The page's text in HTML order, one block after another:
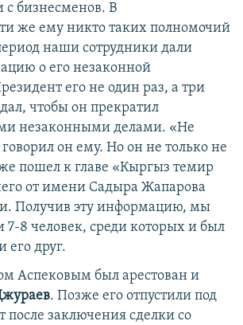
с бизнесменов. В
же ему никто таких полномочий
наши сотрудники дали
о его незаконной
его не один раз, а три
чтобы он прекратил
незаконными делами. «Не
он ему. Но он не только не
пошел к главе «Кыргыз темир
от имени Садыра Жапарова
Получив эту информацию, мы
7-8 человек, среди которых и был
его друг.
Аспековым был арестован и
. Позже его отпустили под
заключения сделки со